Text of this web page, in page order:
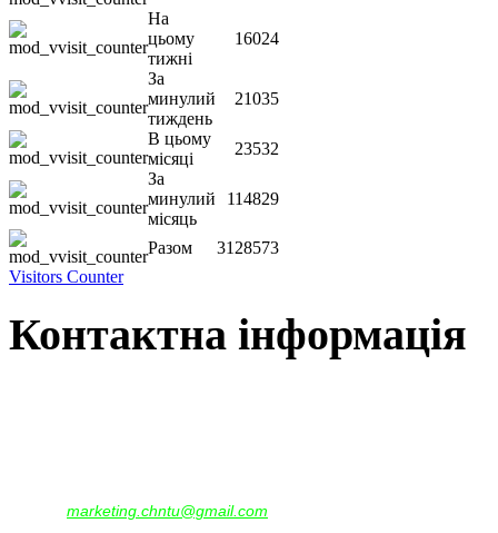
На
цьому
тижні
16024
За
минулий
тиждень
21035
В цьому
місяці
23532
За
минулий
місяць
114829
Разом
3128573
Visitors Counter
Контактна інформація
marketing.chntu@gmail.com